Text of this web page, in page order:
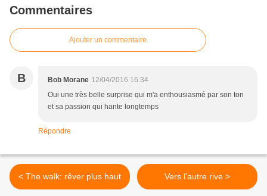
Commentaires
Ajouter un commentaire
B Bob Morane 12/04/2016 16:34
Oui une très belle surprise qui m'a enthousiasmé par son ton
et sa passion qui hante longtemps
Répondre
< The walk: rêver plus haut Vers l'autre rive >